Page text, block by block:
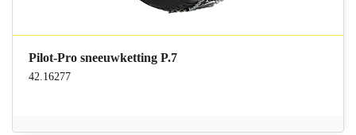
Pilot-Pro sneeuwketting P.7
42.16277